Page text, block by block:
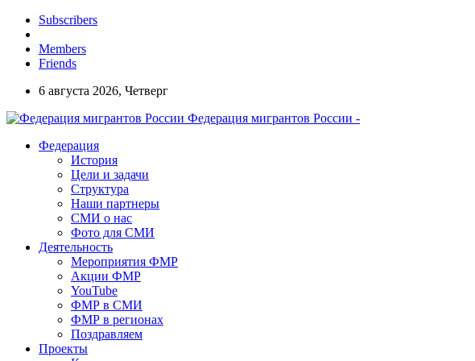
Subscribers
Members
Friends
6 августа 2026, Четверг
Федерация мигрантов России -
Федерация
История
Цели и задачи
Структура
Наши партнеры
СМИ о нас
Фото для СМИ
Деятельность
Мероприятия ФМР
Акции ФМР
YouTube
ФМР в СМИ
ФМР в регионах
Поздравляем
Проекты